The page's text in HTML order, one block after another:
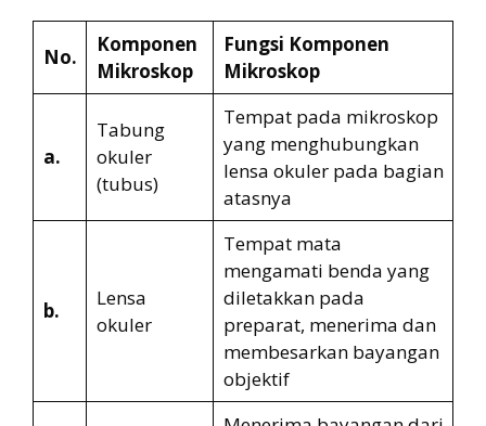
No.
Komponen
Mikroskop
Fungsi Komponen
Mikroskop
a.
Tabung
okuler
(tubus)
Tempat pada mikroskop
yang menghubungkan
lensa okuler pada bagian
atasnya
b.
Lensa
okuler
Tempat mata
mengamati benda yang
diletakkan pada
preparat, menerima dan
membesarkan bayangan
objektif